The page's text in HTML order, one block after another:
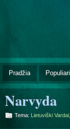
Pradžia
Narvyda
Tema: Lietuviški Vardai